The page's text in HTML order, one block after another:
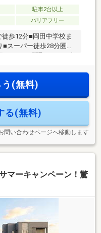
駐車2台以上
バリアフリー
歩12分■岡田中学校ま
スーパー徒歩28分圏内
の住宅性能≫■高断熱×
能表示制度7項目で最高
う(無料)
る(無料)
問い合わせページへ移動します
マーキャンペーン！驚